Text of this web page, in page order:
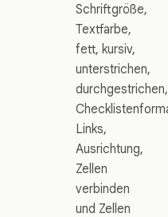
Schriftgröße,
Textfarbe,
fett, kursiv,
unterstrichen,
durchgestrichen,
Links,
Ausrichtung,
Zellen
verbinden
und Zellen